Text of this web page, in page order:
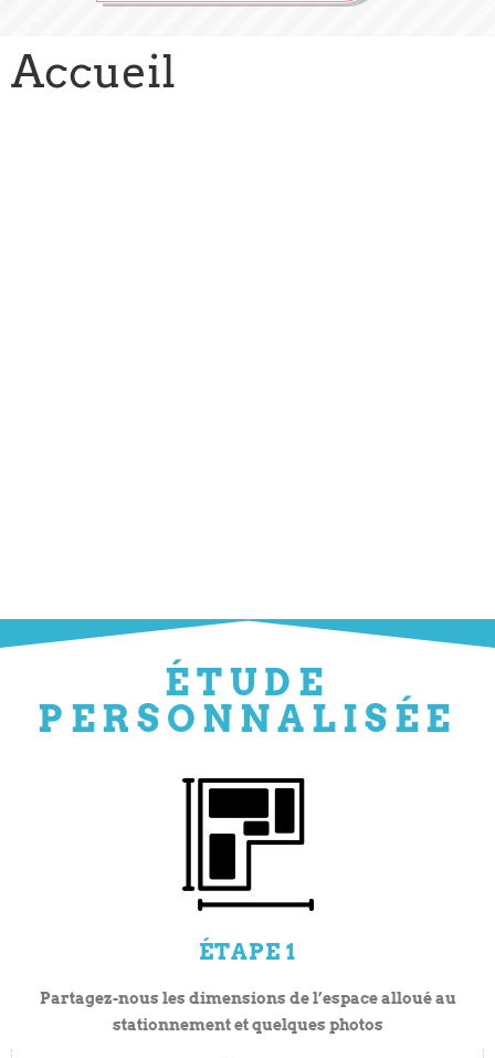
Accueil
ÉTUDE
PERSONNALISÉE
ÉTAPE 1
Partagez-nous les dimensions de l’espace alloué au
stationnement et quelques photos